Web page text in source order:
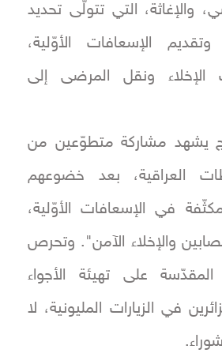
والإغاثة، التي تتولّى تحديد
وتقديم الإسعافات الأوّلية،
الإخلاء ونقل المرضى إلى
يشهد مشاركة متطوّعين من
العراقية، بعد خضوعهم
في الإسعافات الأوّلية،
والإخلاء الآمن". وتحرص
المقدّسة على تهيئة الأجواء
في الزيارات المليونية، لا